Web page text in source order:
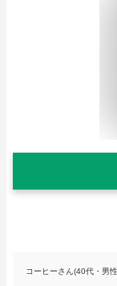
コーヒーさん(40代・男